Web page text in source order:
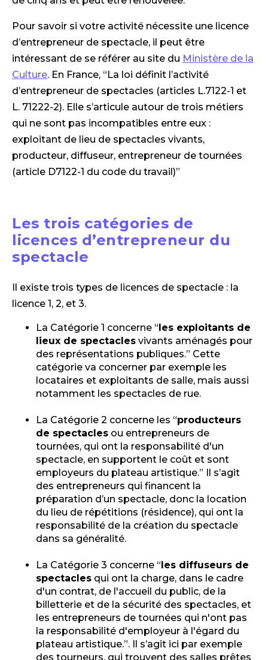
Pour savoir si votre activité nécessite une licence
d’entrepreneur de spectacle, il peut être
intéressant de se référer au site du Ministère de la
Culture. En France, “La loi définit l’activité
d’entrepreneur de spectacles (articles L.7122-1 et
L. 71222-2). Elle s’articule autour de trois métiers
qui ne sont pas incompatibles entre eux :
exploitant de lieu de spectacles vivants,
producteur, diffuseur, entrepreneur de tournées
(article D7122-1 du code du travail)”
Les trois catégories de
licences d’entrepreneur du
spectacle
Il existe trois types de licences de spectacle : la
licence 1, 2, et 3.
La Catégorie 1 concerne “les exploitants de
lieux de spectacles vivants aménagés pour
des représentations publiques.” Cette
catégorie va concerner par exemple les
locataires et exploitants de salle, mais aussi
notamment les spectacles de rue.
La Catégorie 2 concerne les “producteurs
de spectacles ou entrepreneurs de
tournées, qui ont la responsabilité d'un
spectacle, en supportent le coût et sont
employeurs du plateau artistique.” Il s’agit
des entrepreneurs qui financent la
préparation d’un spectacle, donc la location
du lieu de répétitions (résidence), qui ont la
responsabilité de la création du spectacle
dans sa généralité.
La Catégorie 3 concerne “les diffuseurs de
spectacles qui ont la charge, dans le cadre
d'un contrat, de l'accueil du public, de la
billetterie et de la sécurité des spectacles, et
les entrepreneurs de tournées qui n'ont pas
la responsabilité d'employeur à l'égard du
plateau artistique.”. Il s’agit ici par exemple
des tourneurs, qui trouvent des salles prêtes